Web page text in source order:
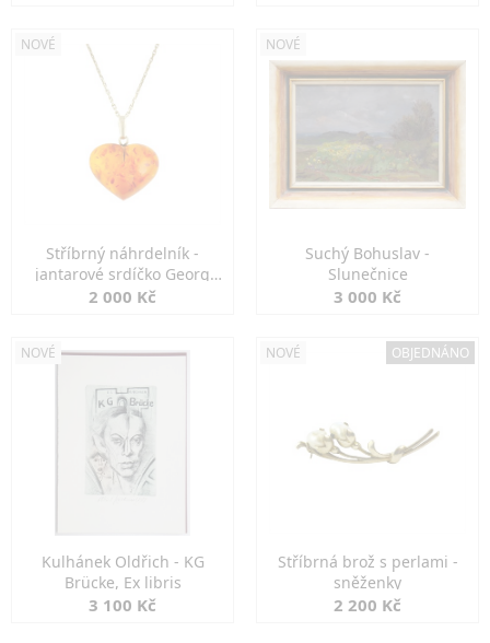
NOVÉ
Stříbrný náhrdelník -
jantarové srdíčko Georg
Kramer
2 000 Kč
NOVÉ
Suchý Bohuslav -
Slunečnice
3 000 Kč
NOVÉ
Kulhánek Oldřich - KG
Brücke, Ex libris
3 100 Kč
NOVÉ OBJEDNÁNO
Stříbrná brož s perlami -
sněženky
2 200 Kč